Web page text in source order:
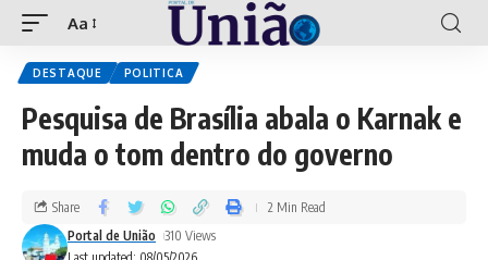
Aa
DESTAQUE POLITICA
Pesquisa de Brasília abala o Karnak e
muda o tom dentro do governo
Portal de União 310 Views
Share 2 Min Read